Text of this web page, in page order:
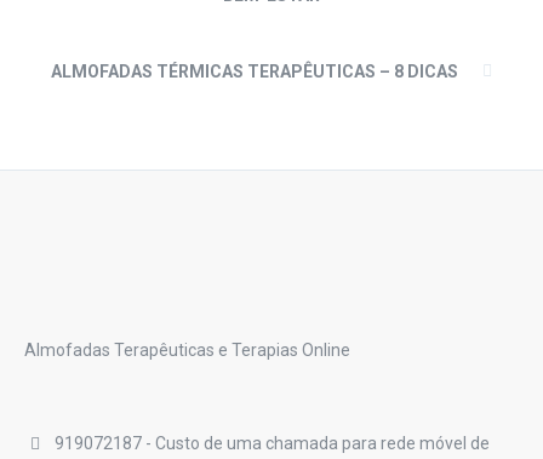
ALMOFADAS TÉRMICAS TERAPÊUTICAS – 8 DICAS
Almofadas Terapêuticas e Terapias Online
919072187 - Custo de uma chamada para rede móvel de